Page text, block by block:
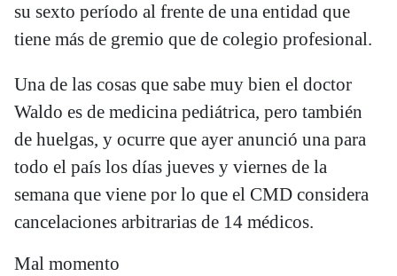
su sexto período al frente de una entidad que
tiene más de gremio que de colegio profesional.
Una de las cosas que sabe muy bien el doctor
Waldo es de medicina pediátrica, pero también
de huelgas, y ocurre que ayer anunció una para
todo el país los días jueves y viernes de la
semana que viene por lo que el CMD considera
cancelaciones arbitrarias de 14 médicos.
Mal momento